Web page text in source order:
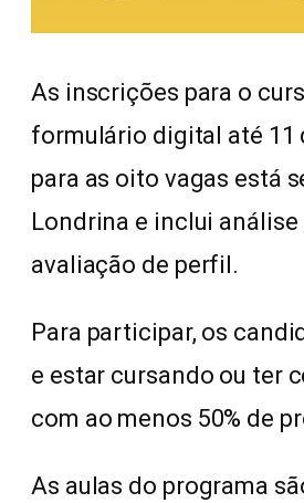
As inscrições para o
formulário digital até 11
para as oito vagas está
Londrina e inclui
avaliação de perfil.
Para participar, os
e estar cursando ou ter
com ao menos 50% de
As aulas do programa